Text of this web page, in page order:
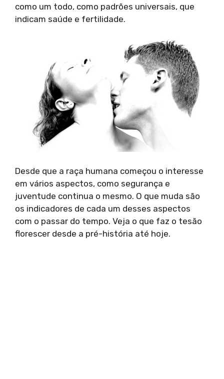
como um todo, como padrões universais, que
indicam saúde e fertilidade.
Desde que a raça humana começou o interesse
em vários aspectos, como segurança e
juventude continua o mesmo. O que muda são
os indicadores de cada um desses aspectos
com o passar do tempo. Veja o que faz o tesão
florescer desde a pré-história até hoje.